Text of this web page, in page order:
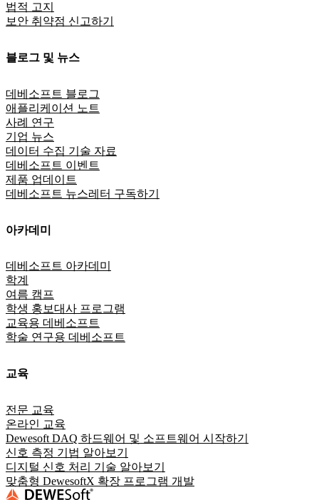
법적 고지
보안 취약점 신고하기
블로그 및 뉴스
데베소프트 블로그
애플리케이션 노트
사례 연구
기업 뉴스
데이터 수집 기술 자료
데베소프트 이벤트
제품 업데이트
데베소프트 뉴스레터 구독하기
아카데미
데베소프트 아카데미
학계
여름 캠프
학생 홍보대사 프로그램
교육용 데베소프트
학술 연구용 데베소프트
교육
전문 교육
온라인 교육
Dewesoft DAQ 하드웨어 및 소프트웨어 시작하기
신호 측정 기법 알아보기
디지털 신호 처리 기술 알아보기
맞춤형 DewesoftX 확장 프로그램 개발